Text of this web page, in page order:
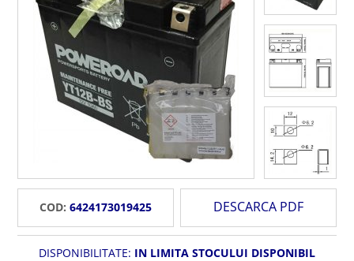
COD: 6424173019425 DESCARCA PDF
DISPONIBILITATE: IN LIMITA STOCULUI DISPONIBIL